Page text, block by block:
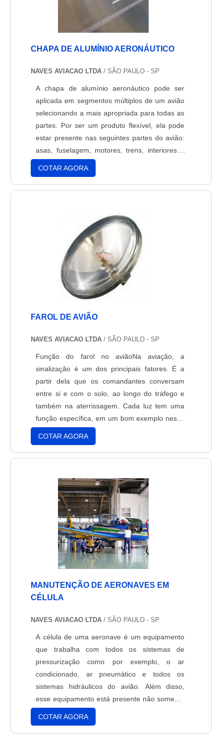
CHAPA DE ALUMÍNIO AERONÁUTICO
NAVES AVIACAO LTDA / SÃO PAULO - SP
A chapa de alumínio aeronáutico pode ser
aplicada em segmentos múltiplos de um avião
selecionando a mais apropriada para todas as
partes. Por ser um produto flexível, ela pode
estar presente nas seguintes partes do avião:
asas, fuselagem, motores, trens, interiores e
revestimento. Cada uma das chapas de
alumínio possuem especificidades apropriadas
para cada uma das aplicações, como leveza e
COTAR AGORA
FAROL DE AVIÃO
NAVES AVIACAO LTDA / SÃO PAULO - SP
Função do farol no aviãoNa aviação, a
sinalização é um dos principais fatores. É a
partir dela que os comandantes conversam
entre si e com o solo, ao longo do tráfego e
também na aterrissagem. Cada luz tem uma
função específica, em um bom exemplo nesse
sentido é o farol de avião.O farol é um
equipamento de fundamental importância, cuja
função é sinalizar o pouso da aeronave, além
esta em solo, no que....
COTAR AGORA
MANUTENÇÃO DE AERONAVES EM
CÉLULA
NAVES AVIACAO LTDA / SÃO PAULO - SP
A célula de uma aeronave é um equipamento
que trabalha com todos os sistemas de
pressurização como por exemplo, o ar
condicionado, ar pneumático e todos os
sistemas hidráulicos do avião. Além disso,
esse equipamento está presente não somente
na estrutura de aviões e helicópteros em geral,
fazendo parte da fuselagem da aeronave. Para
COTAR AGORA